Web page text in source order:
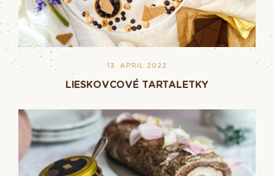
13. APRIL 2022
LIESKOVCOVÉ TARTALETKY